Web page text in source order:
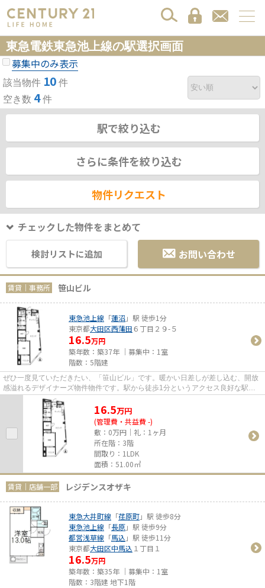
東急電鉄東急池上線の駅選択画面
募集中のみ表示
該当物件 10 件
空き数 4件
駅で絞り込む
さらに条件を絞り込む
物件リクエスト
チェックした物件をまとめて
検討リストに追加 お問い合わせ
賃貸｜事務所 笹山ビル
東急池上線 「蓮沼」駅 徒歩1分
東京都大田区西蒲田６丁目２９-５
16.5万円
築年数：築37年 ｜募集中： 1室
階数：5階建
ぜひ一度見ていただきたい、「笹山ビル」です。暖かい日差しが差し込む、開放
感溢れるデザイナーズ物件物件です。駅から徒歩1分というアクセス良好な駅近
物件はいかがですか。
16.5万円
(管理費・共益費 -)
敷：0万円｜礼：1ヶ月
所在階：3階
間取り：1LDK
面積：51.00㎡
賃貸｜店舗一部 レジデンスオザキ
東急大井町線 「荏原町」駅 徒歩8分
東急池上線 「長原」駅 徒歩9分
都営浅草線 「馬込 」駅 徒歩11分
東京都大田区中馬込 １丁目１
16.5万円
築年数：築35年 ｜募集中： 1室
階数：3階建 地下1階